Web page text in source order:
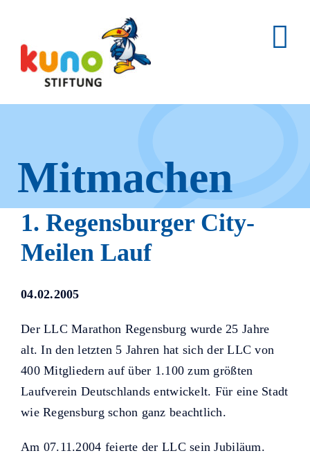
content
Mitmachen
und helfen.
Hier erfahren Sie, wie fleißige
haben.
1. Regensburger City-
Meilen Lauf
04.02.2005
Der LLC Marathon Regensburg wurde 25 Jahre
alt. In den letzten 5 Jahren hat sich der LLC von
400 Mitgliedern auf über 1.100 zum größten
Laufverein Deutschlands entwickelt. Für eine Stadt
wie Regensburg schon ganz beachtlich.
Am 07.11.2004 feierte der LLC sein Jubiläum.